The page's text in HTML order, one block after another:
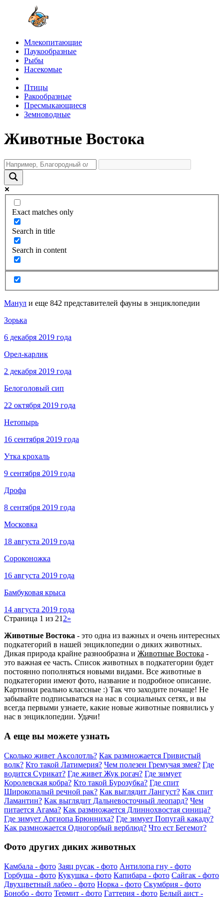
Млекопитающие
Паукообразные
Рыбы
Насекомые
Птицы
Ракообразные
Пресмыкающиеся
Земноводные
Животные Востока
Exact matches only
Search in title
Search in content
Манул и еще 842 представителей фауны в энциклопедии
Зорька
6 декабря 2019 года
Орел-карлик
2 декабря 2019 года
Белоголовый сип
22 октября 2019 года
Нетопырь
16 сентября 2019 года
Утка крохаль
9 сентября 2019 года
Дрофа
8 сентября 2019 года
Московка
18 августа 2019 года
Сороконожка
16 августа 2019 года
Бамбуковая крыса
14 августа 2019 года
Страница 1 из 21 2»
Животные Востока - это одна из важных и очень интересных
подкатегорий в нашей энциклопедии о диких животных.
Дикая природа крайне разнообразна и Животные Востока -
это важная ее часть. Список животных в подкатегории будет
постоянно пополняться новыми видами. Все животные в
подкатегории имеют фото, название и подробное описание.
Картинки реально классные :) Так что заходите почаще! Не
забывайте подписываться на нас в социальных сетях, и вы
всегда первыми узнаете, какие новые животные появились у
нас в энциклопедии. Удачи!
А еще вы можете узнать
Сколько живет Аксолотль? Как размножается Гривистый
волк? Кто такой Латимерия? Чем полезен Гремучая змея? Где
водится Сурикат? Где живет Жук рогач? Где зимует
Королевская кобра? Кто такой Бурозубка? Где спит
Широкопалый речной рак? Как выглядит Лангуст? Как спит
Ламантин? Как выглядит Дальневосточный леопард? Чем
питается Агама? Как размножается Длиннохвостая синица?
Где зимует Аргиопа Брюнниха? Где зимует Попугай какаду?
Как размножается Одногорбый верблюд? Что ест Бегемот?
Фото других диких животных
Камбала - фото Заяц русак - фото Антилопа гну - фото
Горбуша - фото Кукушка - фото Капибара - фото Сайгак - фото
Двухцветный лабео - фото Норка - фото Скумбрия - фото
Бонобо - фото Термит - фото Гаттерия - фото Белый аист -